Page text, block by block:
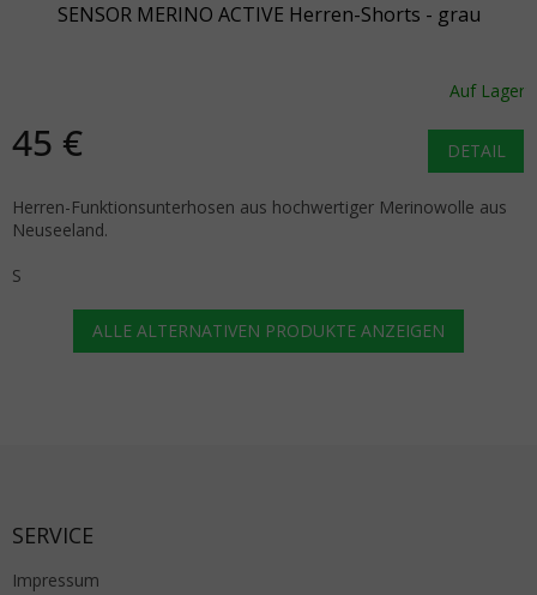
SENSOR MERINO ACTIVE Herren-Shorts - grau
Auf Lager
45 € DETAIL
Herren-Funktionsunterhosen aus hochwertiger Merinowolle aus
Neuseeland.
S
ALLE ALTERNATIVEN PRODUKTE ANZEIGEN
SERVICE
Impressum